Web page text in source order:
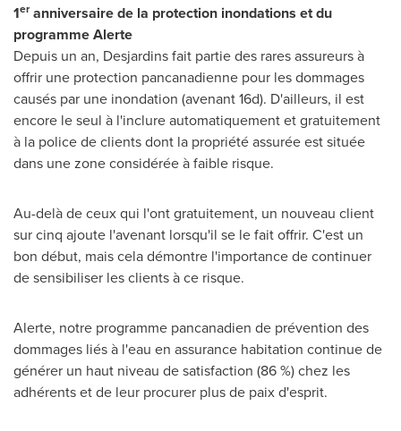
1eranniversaire de la protection inondations et du
programme Alerte
Depuis un an, Desjardins fait partie des rares assureurs à
offrir une protection pancanadienne pour les dommages
causés par une inondation (avenant 16d). D'ailleurs, il est
encore le seul à l'inclure automatiquement et gratuitement
à la police de clients dont la propriété assurée est située
dans une zone considérée à faible risque.
Au-delà de ceux qui l'ont gratuitement, un nouveau client
sur cinq ajoute l'avenant lorsqu'il se le fait offrir. C'est un
bon début, mais cela démontre l'importance de continuer
de sensibiliser les clients à ce risque.
Alerte, notre programme pancanadien de prévention des
dommages liés à l'eau en assurance habitation continue de
générer un haut niveau de satisfaction (86 %) chez les
adhérents et de leur procurer plus de paix d'esprit.